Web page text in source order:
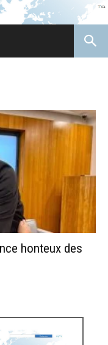
honteux des